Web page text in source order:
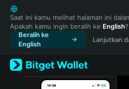
English
日本語
Tiếng Việt
Русский
Español (Latinoamérica)
Türkçe
Italiano
Saat ini kamu melihat halaman ini
Apakah kamu ingin beralih ke English?
Beralih ke
English
Lanjutkan